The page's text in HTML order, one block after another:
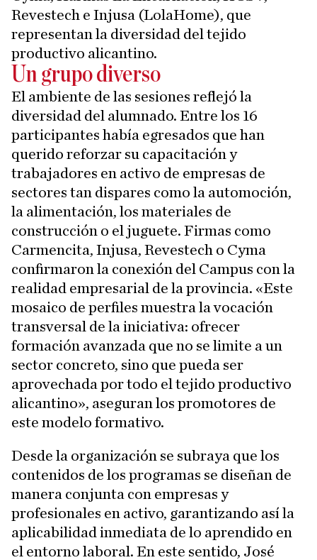
Revestech e Injusa (LolaHome), que
representan la diversidad del tejido
productivo alicantino.
Un grupo diverso
El ambiente de las sesiones reflejó la
diversidad del alumnado. Entre los 16
participantes había egresados que han
querido reforzar su capacitación y
trabajadores en activo de empresas de
sectores tan dispares como la automoción,
la alimentación, los materiales de
construcción o el juguete. Firmas como
Carmencita, Injusa, Revestech o Cyma
confirmaron la conexión del Campus con la
realidad empresarial de la provincia. «Este
mosaico de perfiles muestra la vocación
transversal de la iniciativa: ofrecer
formación avanzada que no se limite a un
sector concreto, sino que pueda ser
aprovechada por todo el tejido productivo
alicantino», aseguran los promotores de
este modelo formativo.
Desde la organización se subraya que los
contenidos de los programas se diseñan de
manera conjunta con empresas y
profesionales en activo, garantizando así la
aplicabilidad inmediata de lo aprendido en
el entorno laboral. En este sentido, José